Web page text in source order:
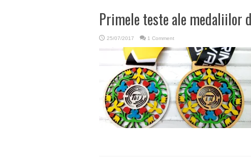
Primele teste ale medaliilor
25/07/2017 1 Comment